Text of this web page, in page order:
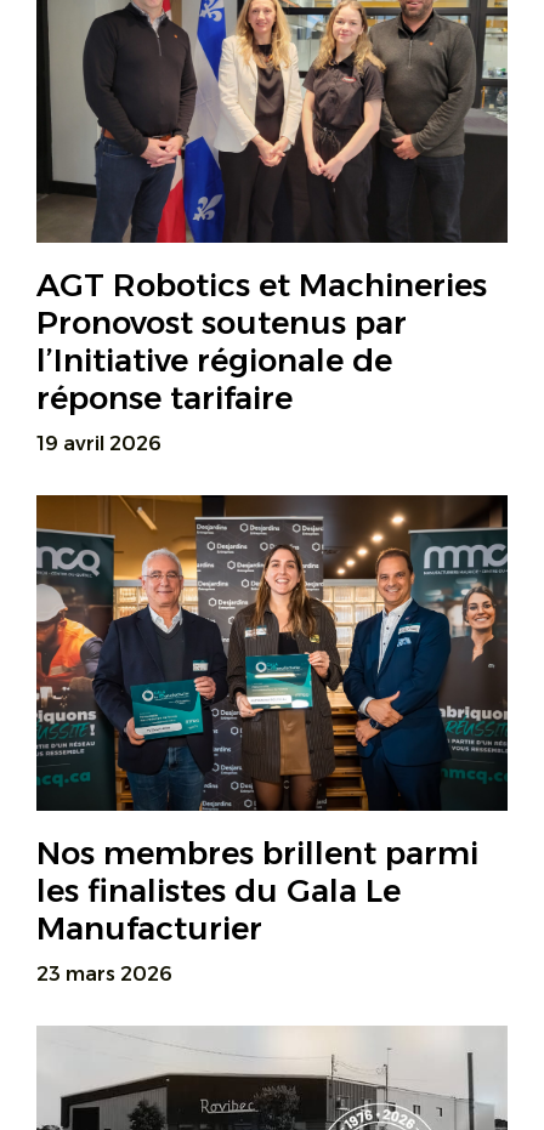
AGT Robotics et Machineries
Pronovost soutenus par
l’Initiative régionale de
réponse tarifaire
19 avril 2026
Nos membres brillent parmi
les finalistes du Gala Le
Manufacturier
23 mars 2026